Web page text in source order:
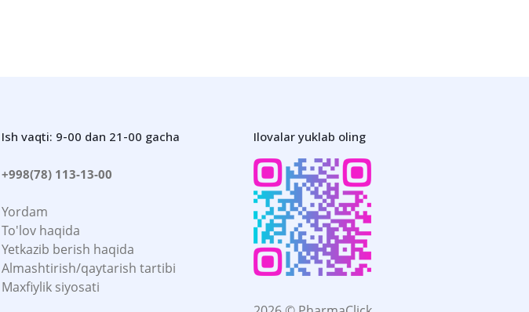
Ish vaqti: 9-00 dan 21-00 gacha
+998(78) 113-13-00
Yordam
To'lov haqida
Yetkazib berish haqida
Almashtirish/qaytarish tartibi
Maxfiylik siyosati
Ilovalar yuklab oling